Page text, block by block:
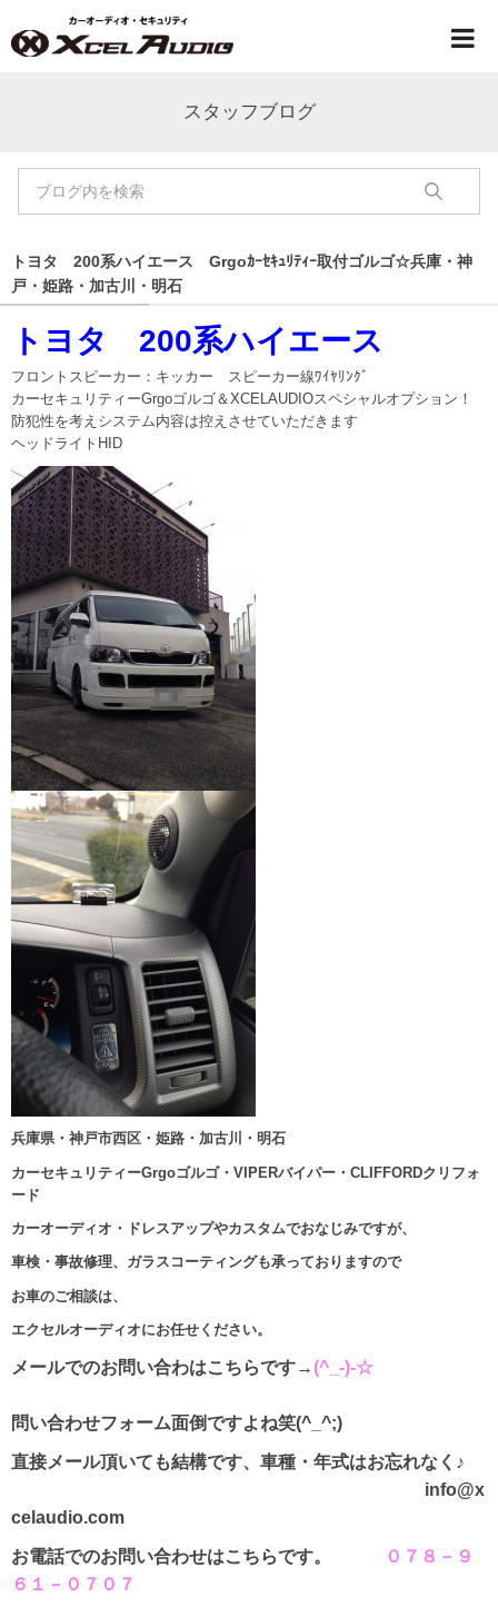
スタッフブログ
トヨタ 200系ハイエース Grgoｶｰｾｷｭﾘﾃｨｰ取付ゴルゴ☆兵庫・神
戸・姫路・加古川・明石
トヨタ 200系ハイエース
フロントスピーカー：キッカー スピーカー線ﾜｲﾔﾘﾝｸﾞ
カーセキュリティーGrgoゴルゴ＆XCELAUDIOスペシャルオプション！
防犯性を考えシステム内容は控えさせていただきます
ヘッドライトHID
兵庫県・神戸市西区・姫路・加古川・明石
カーセキュリティーGrgoゴルゴ・VIPERバイパー・CLIFFORDクリフォ
ード
カーオーディオ・ドレスアップやカスタムでおなじみですが、
車検・事故修理、ガラスコーティングも承っておりますので
お車のご相談は、
エクセルオーディオにお任せください。
メールでのお問い合わはこちらです→(^_-)-☆
問い合わせフォーム面倒ですよね笑(^_^;)
直接メール頂いても結構です、車種・年式はお忘れなく♪
info@x
celaudio.com
お電話でのお問い合わせはこちらです。
０７８－９
６１－０７０７